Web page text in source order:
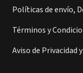
Políticas de envío,
Términos y
Aviso de Privacidad